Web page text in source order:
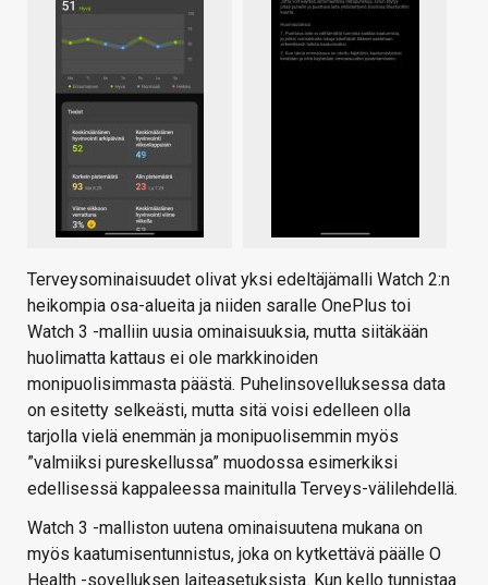
Terveysominaisuudet olivat yksi edeltäjämalli Watch 2:n
heikompia osa-alueita ja niiden saralle OnePlus toi
Watch 3 -malliin uusia ominaisuuksia, mutta siitäkään
huolimatta kattaus ei ole markkinoiden
monipuolisimmasta päästä. Puhelinsovelluksessa data
on esitetty selkeästi, mutta sitä voisi edelleen olla
tarjolla vielä enemmän ja monipuolisemmin myös
”valmiiksi pureskellussa” muodossa esimerkiksi
edellisessä kappaleessa mainitulla Terveys-välilehdellä.
Watch 3 -malliston uutena ominaisuutena mukana on
myös kaatumisentunnistus, joka on kytkettävä päälle O
Health -sovelluksen laiteasetuksista. Kun kello tunnistaa